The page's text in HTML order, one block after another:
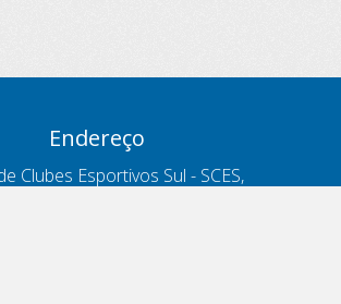
Endereço
Clubes Esportivos Sul - SCES,